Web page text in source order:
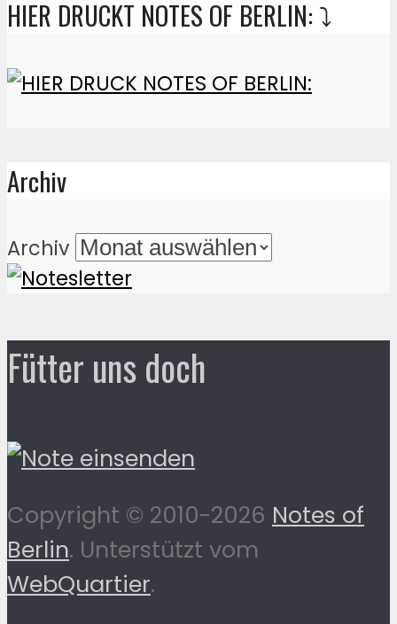
HIER DRUCKT NOTES OF BERLIN: ⤵️
Archiv
Archiv
Fütter uns doch
Copyright © 2010-2026 Notes of
Berlin. Unterstützt vom
WebQuartier.